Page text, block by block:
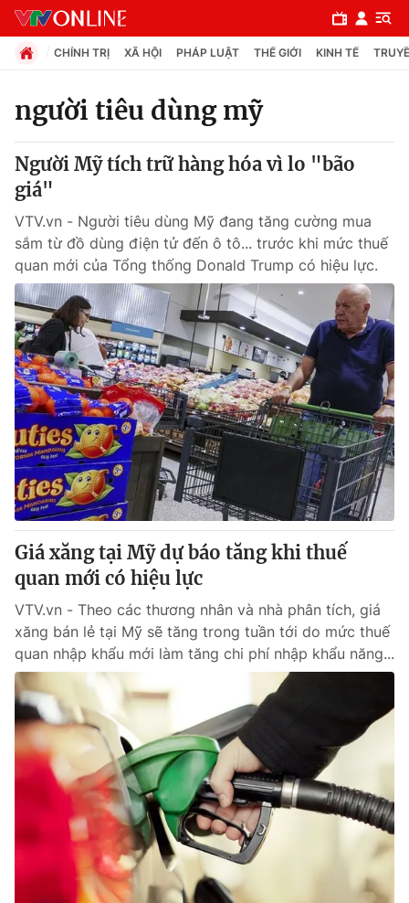
Chuyên mục
Chính trị
Xã hội
Pháp luật
Y tế
Thế giới
Tin tức
Thế giới đó đây
Câu chuyện quốc tế
Kinh tế
Tài chính
Thị trường
Góc doanh nghiệp
Dữ liệu và đời sống
Truyền hình
Phim VTV
Hậu trường
Nhân vật
Khán giả
Giải sao mai
Giải trí
Điện ảnh
Âm nhạc
Sao
Đời sống
Du lịch
Làm đẹp
Chất lượng cuộc sống
Giáo dục
Tuyển sinh
Học trực tuyến
Công nghệ
Hitech Công nghệ tương lai
Sản phẩm
Thị trường
Giao lưu trực tuyến
Lịch phát sóng
CHÍNH TRỊ XÃ HỘI PHÁP LUẬT THẾ GIỚI KINH TẾ
người tiêu dùng mỹ
Người Mỹ tích trữ hàng hóa vì lo "bão
giá"
VTV.vn - Người tiêu dùng Mỹ đang tăng cường mua
sắm từ đồ dùng điện tử đến ô tô... trước khi mức thuế
quan mới của Tổng thống Donald Trump có hiệu lực.
Giá xăng tại Mỹ dự báo tăng khi thuế
quan mới có hiệu lực
VTV.vn - Theo các thương nhân và nhà phân tích, giá
xăng bán lẻ tại Mỹ sẽ tăng trong tuần tới do mức thuế
quan nhập khẩu mới làm tăng chi phí nhập khẩu năng...